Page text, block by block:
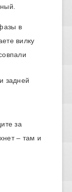
в
вилку
задней
за
– там и